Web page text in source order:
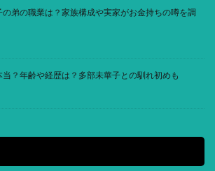
の弟の職業は？家族構成や実家がお金持ちの噂を調
？年齢や経歴は？多部未華子との馴れ初めも